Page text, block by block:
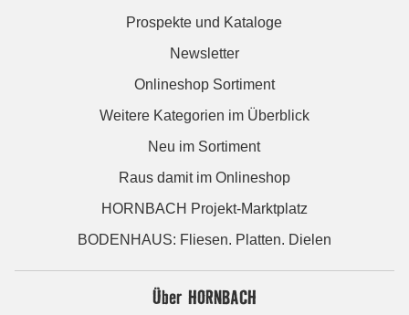
Prospekte und Kataloge
Newsletter
Onlineshop Sortiment
Weitere Kategorien im Überblick
Neu im Sortiment
Raus damit im Onlineshop
HORNBACH Projekt-Marktplatz
BODENHAUS: Fliesen. Platten. Dielen
Über HORNBACH